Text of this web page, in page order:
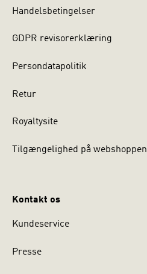
Handelsbetingelser
GDPR revisorerklæring
Persondatapolitik
Retur
Royaltysite
Tilgængelighed på webshoppen
Kontakt os
Kundeservice
Presse